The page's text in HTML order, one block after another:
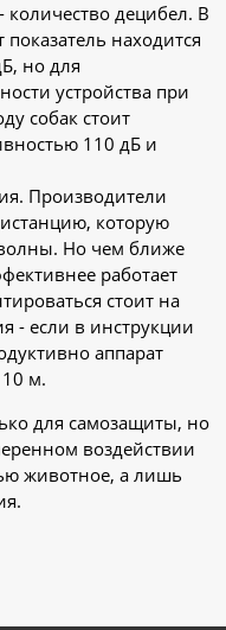
- количество децибел. В
находится
но для
устройства при
собак стоит
110 дБ и
Производители
которую
Но чем ближе
работает
стоит на
- если в инструкции
аппарат
10 м.
для самозащиты, но
воздействии
животное, а лишь